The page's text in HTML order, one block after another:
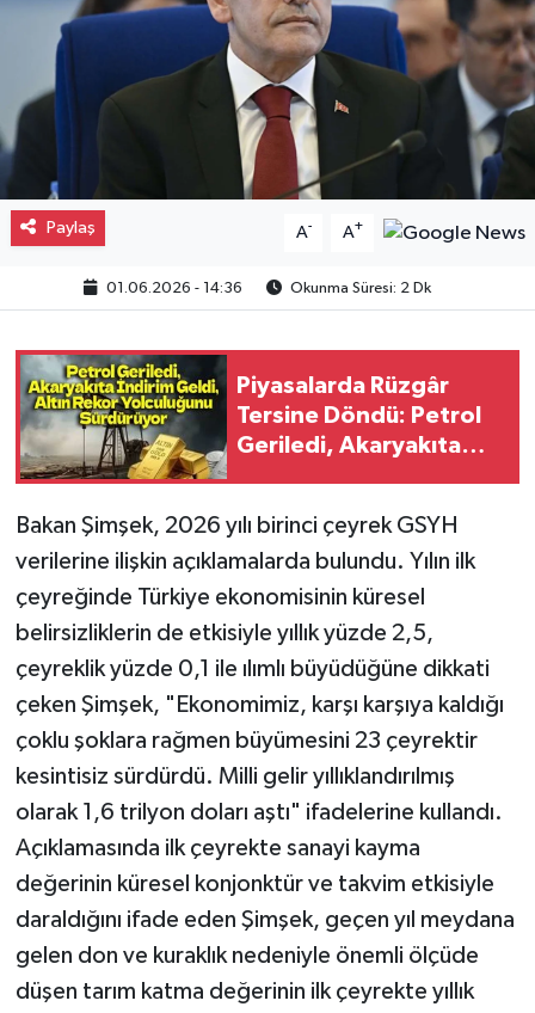
Paylaş A- A+
01.06.2026 - 14:36 Okunma Süresi: 2 Dk
Piyasalarda Rüzgâr
Tersine Döndü: Petrol
Geriledi, Akaryakıta
Sürdürüyor
Bakan Şimşek, 2026 yılı birinci çeyrek GSYH
verilerine ilişkin açıklamalarda bulundu. Yılın ilk
çeyreğinde Türkiye ekonomisinin küresel
belirsizliklerin de etkisiyle yıllık yüzde 2,5,
çeyreklik yüzde 0,1 ile ılımlı büyüdüğüne dikkati
çeken Şimşek, "Ekonomimiz, karşı karşıya kaldığı
çoklu şoklara rağmen büyümesini 23 çeyrektir
kesintisiz sürdürdü. Milli gelir yıllıklandırılmış
olarak 1,6 trilyon doları aştı" ifadelerine kullandı.
Açıklamasında ilk çeyrekte sanayi kayma
değerinin küresel konjonktür ve takvim etkisiyle
daraldığını ifade eden Şimşek, geçen yıl meydana
gelen don ve kuraklık nedeniyle önemli ölçüde
düşen tarım katma değerinin ilk çeyrekte yıllık